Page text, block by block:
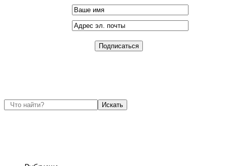
Искать